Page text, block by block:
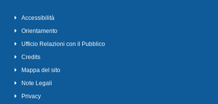
Accessibilità
Orientamento
Ufficio Relazioni con il Pubblico
Credits
Mappa del sito
Note Legali
Privacy